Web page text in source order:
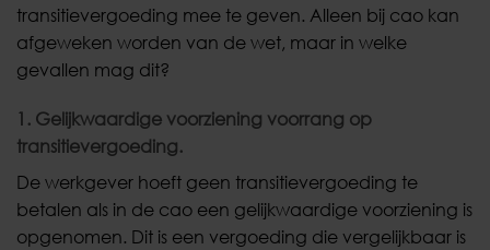
transitievergoeding mee te geven. Alleen bij cao kan
afgeweken worden van de wet, maar in welke
gevallen mag dit?
1. Gelijkwaardige voorziening voorrang op
transitievergoeding.
De werkgever hoeft geen transitievergoeding te
betalen als in de cao een gelijkwaardige voorziening is
opgenomen. Dit is een vergoeding die vergelijkbaar is